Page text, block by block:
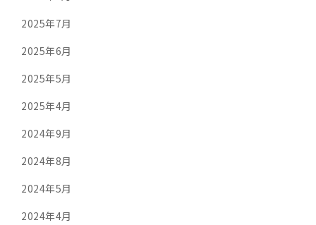
2025年7月
2025年6月
2025年5月
2025年4月
2024年9月
2024年8月
2024年5月
2024年4月